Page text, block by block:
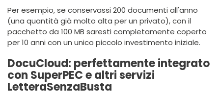
Per esempio, se conservassi 200 documenti all'anno
(una quantità già molto alta per un privato), con il
pacchetto da 100 MB saresti completamente coperto
per 10 anni con un unico piccolo investimento iniziale.
DocuCloud: perfettamente integrato
con SuperPEC e altri servizi
LetteraSenzaBusta